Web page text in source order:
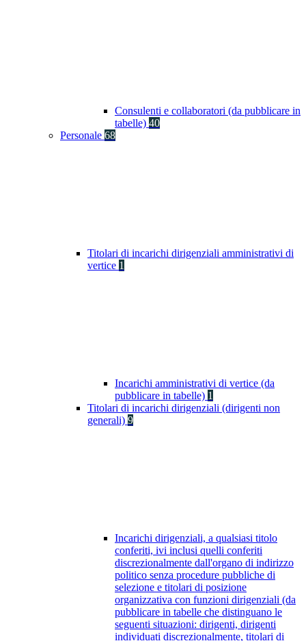
Consulenti e collaboratori (da pubblicare in
tabelle) 40
Personale 68
Titolari di incarichi dirigenziali amministrativi di
vertice 1
Incarichi amministrativi di vertice (da
pubblicare in tabelle) 1
Titolari di incarichi dirigenziali (dirigenti non
generali) 9
Incarichi dirigenziali, a qualsiasi titolo
conferiti, ivi inclusi quelli conferiti
discrezionalmente dall'organo di indirizzo
politico senza procedure pubbliche di
selezione e titolari di posizione
organizzativa con funzioni dirigenziali (da
pubblicare in tabelle che distinguano le
seguenti situazioni: dirigenti, dirigenti
individuati discrezionalmente, titolari di